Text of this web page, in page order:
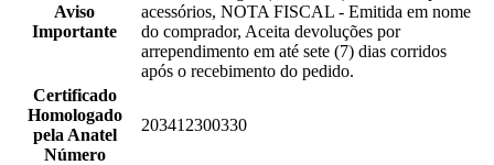
Aviso
Importante
acessórios, NOTA FISCAL - Emitida em nome
do comprador, Aceita devoluções por
arrependimento em até sete (7) dias corridos
após o recebimento do pedido.
Certificado
Homologado
pela Anatel
Número
203412300330